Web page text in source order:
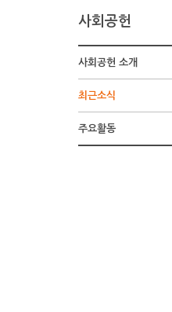
사회공헌
사회공헌 소개
최근소식
주요활동